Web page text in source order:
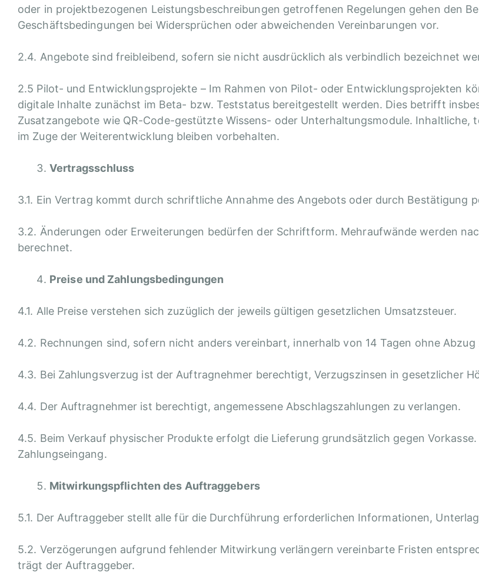
oder in projektbezogenen Leistungsbeschreibungen getroffenen Regelungen gehen den
Geschäftsbedingungen bei Widersprüchen oder abweichenden Vereinbarungen vor.
2.4. Angebote sind freibleibend, sofern sie nicht ausdrücklich als verbindlich bezeichnet
2.5 Pilot- und Entwicklungsprojekte – Im Rahmen von Pilot- oder Entwicklungsprojekten
digitale Inhalte zunächst im Beta- bzw. Teststatus bereitgestellt werden. Dies betrifft
Zusatzangebote wie QR-Code-gestützte Wissens- oder Unterhaltungsmodule. Inhaltliche,
im Zuge der Weiterentwicklung bleiben vorbehalten.
Vertragsschluss
3.1. Ein Vertrag kommt durch schriftliche Annahme des Angebots oder durch Bestätigung
3.2. Änderungen oder Erweiterungen bedürfen der Schriftform. Mehraufwände werden
berechnet.
Preise und Zahlungsbedingungen
4.1. Alle Preise verstehen sich zuzüglich der jeweils gültigen gesetzlichen Umsatzsteuer.
4.2. Rechnungen sind, sofern nicht anders vereinbart, innerhalb von 14 Tagen ohne Abzug
4.3. Bei Zahlungsverzug ist der Auftragnehmer berechtigt, Verzugszinsen in gesetzlicher
4.4. Der Auftragnehmer ist berechtigt, angemessene Abschlagszahlungen zu verlangen.
4.5. Beim Verkauf physischer Produkte erfolgt die Lieferung grundsätzlich gegen
Zahlungseingang.
Mitwirkungspflichten des Auftraggebers
5.1. Der Auftraggeber stellt alle für die Durchführung erforderlichen Informationen,
5.2. Verzögerungen aufgrund fehlender Mitwirkung verlängern vereinbarte Fristen
trägt der Auftraggeber.